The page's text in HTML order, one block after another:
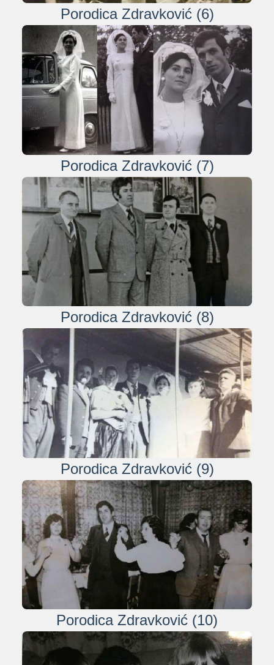
Porodica Zdravković (6)
Porodica Zdravković (7)
Porodica Zdravković (8)
Porodica Zdravković (9)
Porodica Zdravković (10)